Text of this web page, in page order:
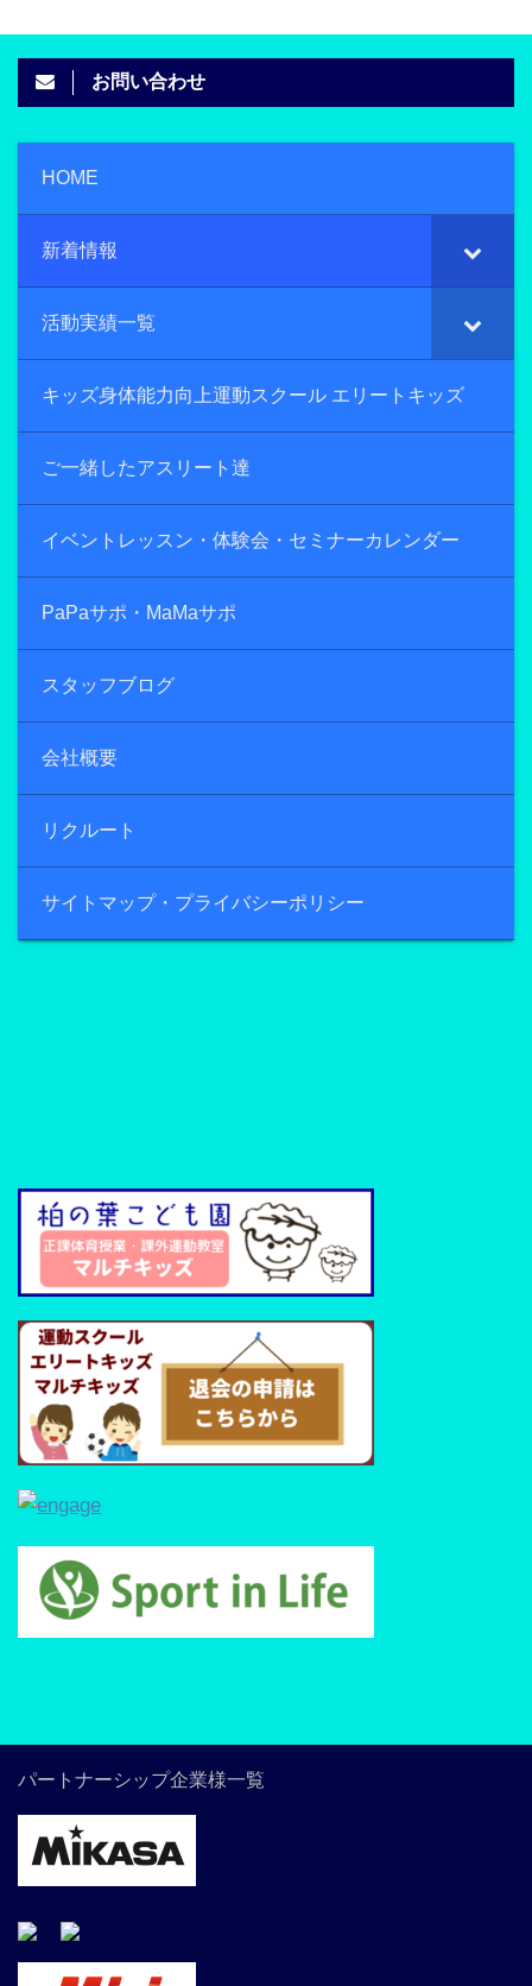
お問い合わせ
HOME
新着情報
活動実績一覧
キッズ身体能力向上運動スクール エリートキッズ
ご一緒したアスリート達
イベントレッスン・体験会・セミナーカレンダー
PaPaサポ・MaMaサポ
スタッフブログ
会社概要
リクルート
サイトマップ・プライバシーポリシー
パートナーシップ企業様一覧